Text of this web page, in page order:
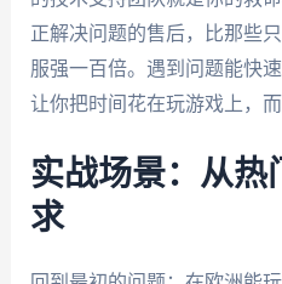
正解决问题的售后，比那些
服强一百倍。遇到问题能快
让你把时间花在玩游戏上，而
实战场景：从热
求